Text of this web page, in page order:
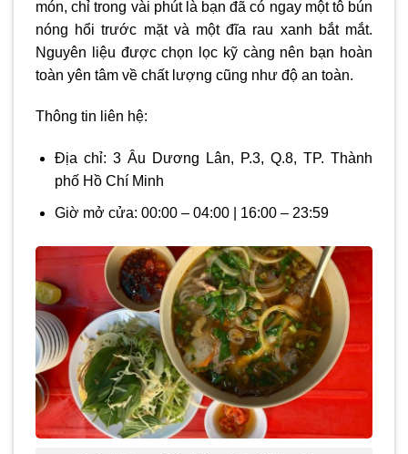
món, chỉ trong vài phút là bạn đã có ngay một tô bún
nóng hổi trước mặt và một đĩa rau xanh bắt mắt.
Nguyên liệu được chọn lọc kỹ càng nên bạn hoàn
toàn yên tâm về chất lượng cũng như độ an toàn.
Thông tin liên hệ:
Địa chỉ: 3 Âu Dương Lân, P.3, Q.8, TP. Thành
phố Hồ Chí Minh
Giờ mở cửa: 00:00 – 04:00 | 16:00 – 23:59